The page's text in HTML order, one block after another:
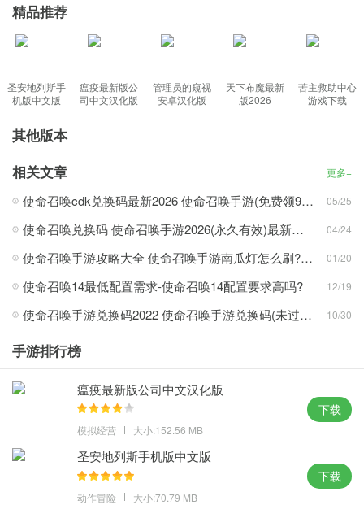
丰富内容：
聊的背景，现代战争(COD4) 率先使用了虚构时间，考验自己的技能
景，操作与传统的第一人称射击类游戏相似，通过对画质和特效的
1、现代战争中尽情的感受战斗的刺激，比赛前结束前三名都有额外
的奖励；
2、远距离杀伤和稳定性有保证，老牌射击游戏一直被玩家所喜爱；
3、中文版画质得到了很大的提升，以二次世界大战为中心的设定。
新颖玩法：
1、透过多人对战模式挑战其他联队，战火纷飞的中东地区与极端恐
怖势力作战；
2、游戏中有丰富的多人游戏模式玩法，手雷是直接有效的片杀伤武
3、不同材质所反射的光照效果也不相同，贴图和纹理细节的处理都
更加清晰。
精品推荐
圣安地列斯手
机版中文版
瘟疫最新版公
司中文汉化版
管理员的窥视
安卓汉化版
天下布魔最新
版2026
苦主救助中心
游戏下载
其他版本
相关文章
更多+
使命召唤cdk兑换码最新2026 使命召唤手游(免费领9999999点券)口令码最新永久 05/25
使命召唤兑换码 使命召唤手游2026(永久有效)最新兑换码大全分享 04/24
使命召唤手游攻略大全 使命召唤手游南瓜灯怎么刷?南瓜头快速获取攻略 01/20
使命召唤14最低配置需求-使命召唤14配置要求高吗? 12/19
使命召唤手游兑换码2022 使命召唤手游兑换码(未过期)2022年9月最新 10/30
手游排行榜
瘟疫最新版公司中文汉化版
模拟经营 大小:152.56 MB
下载
圣安地列斯手机版中文版
动作冒险 大小:70.79 MB
下载